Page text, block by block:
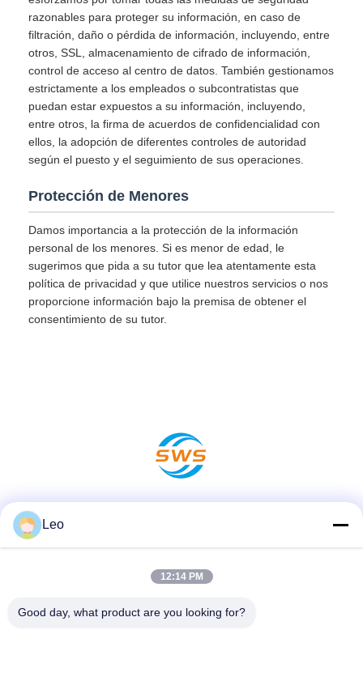
razonables para proteger su información, en caso de
filtración, daño o pérdida de información, incluyendo, entre
otros, SSL, almacenamiento de cifrado de información,
control de acceso al centro de datos. También gestionamos
estrictamente a los empleados o subcontratistas que
puedan estar expuestos a su información, incluyendo,
entre otros, la firma de acuerdos de confidencialidad con
ellos, la adopción de diferentes controles de autoridad
según el puesto y el seguimiento de sus operaciones.
Protección de Menores
Damos importancia a la protección de la información
personal de los menores. Si es menor de edad, le
sugerimos que pida a su tutor que lea atentamente esta
política de privacidad y que utilice nuestros servicios o nos
proporcione información bajo la premisa de obtener el
consentimiento de su tutor.
Leo
12:14 PM
Good day, what product are you looking for?